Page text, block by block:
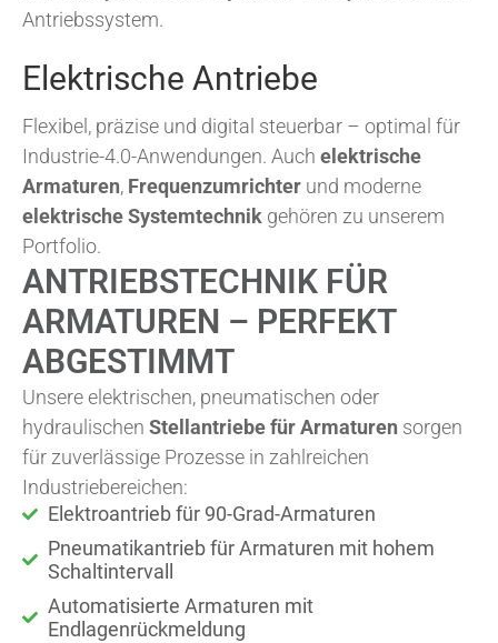
Antriebssystem.
Elektrische Antriebe
Flexibel, präzise und digital steuerbar – optimal für
Industrie-4.0-Anwendungen. Auch elektrische
Armaturen, Frequenzumrichter und moderne
elektrische Systemtechnik gehören zu unserem
Portfolio.
ANTRIEBSTECHNIK FÜR
ARMATUREN – PERFEKT
ABGESTIMMT
Unsere elektrischen, pneumatischen oder
hydraulischen Stellantriebe für Armaturen sorgen
für zuverlässige Prozesse in zahlreichen
Industriebereichen:
Elektroantrieb für 90-Grad-Armaturen
Pneumatikantrieb für Armaturen mit hohem
Schaltintervall
Automatisierte Armaturen mit
Endlagenrückmeldung